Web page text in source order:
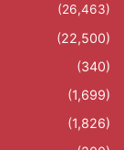
(26,463)
(22,500)
(340)
(1,699)
(1,826)